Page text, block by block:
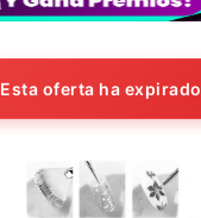
Esta oferta ha expirado